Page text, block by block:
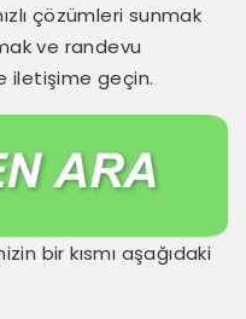
çözümleri sunmak
ve randevu
iletişime geçin.
bir kısmı aşağıdaki